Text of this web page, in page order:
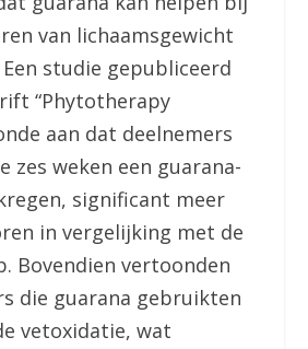
van lichaamsgewicht
studie gepubliceerd
“Phytotherapy
aan dat deelnemers
zes weken een guarana-
significant meer
in vergelijking met de
Bovendien vertoonden
die guarana gebruikten
vetoxidatie, wat